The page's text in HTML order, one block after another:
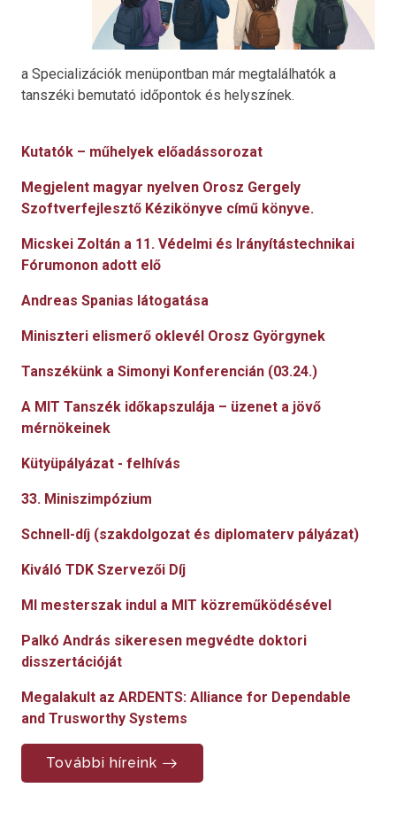
a Specializációk menüpontban már megtalálhatók a
tanszéki bemutató időpontok és helyszínek.
Kutatók – műhelyek előadássorozat
Megjelent magyar nyelven Orosz Gergely
Szoftverfejlesztő Kézikönyve című könyve.
Micskei Zoltán a 11. Védelmi és Irányítástechnikai
Fórumonon adott elő
Andreas Spanias látogatása
Miniszteri elismerő oklevél Orosz Györgynek
Tanszékünk a Simonyi Konferencián (03.24.)
A MIT Tanszék időkapszulája – üzenet a jövő
mérnökeinek
Kütyüpályázat - felhívás
33. Miniszimpózium
Schnell-díj (szakdolgozat és diplomaterv pályázat)
Kiváló TDK Szervezői Díj
MI mesterszak indul a MIT közreműködésével
Palkó András sikeresen megvédte doktori
disszertációját
Megalakult az ARDENTS: Alliance for Dependable
and Trusworthy Systems
További híreink